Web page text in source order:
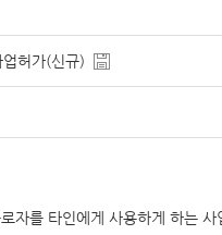
허가(신규)
자를 타인에게 사용하게 하는